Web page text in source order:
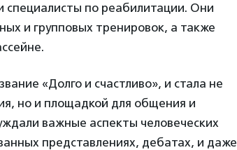
специалисты по реабилитации. Они
и групповых тренировок, а также
«Долго и счастливо», и стала не
но и площадкой для общения и
важные аспекты человеческих
представлениях, дебатах, и даже